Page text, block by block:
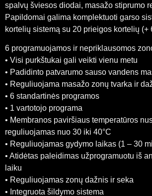
spalvų šviesos diodai, masažo stiprumo
Papildomai galima komplektuoti garso
kortelių sistemą su 20 prieigos kortelių (+
6 programuojamos ir nepriklausomos
• Visi purkštukai gali veikti vienu metu
• Padidinto patvarumo sauso vandens
• Reguliuojama masažo zonų tvarka ir
• 6 standartinės programos
• 1 vartotojo programa
• Membranos paviršiaus temperatūros
reguliuojamas nuo 30 iki 40°C
• Reguliuojamas gydymo laikas (1 – 30
• Atidėtas paleidimas užprogramuotu iš
laiku
• Reguliuojamas zonų dažnis ir seka
• Integruota šildymo sistema